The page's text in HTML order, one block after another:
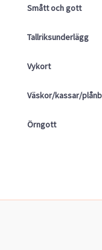
Smått och gott
Tallriksunderlägg
Vykort
Väskor/kassar/
Örngott